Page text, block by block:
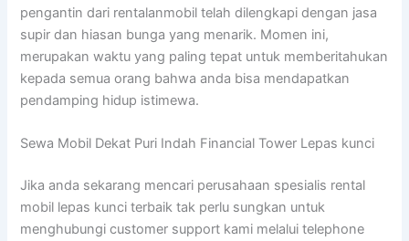
pengantin dari rentalanmobil telah dilengkapi dengan jasa
supir dan hiasan bunga yang menarik. Momen ini,
merupakan waktu yang paling tepat untuk memberitahukan
kepada semua orang bahwa anda bisa mendapatkan
pendamping hidup istimewa.
Sewa Mobil Dekat Puri Indah Financial Tower Lepas kunci
Jika anda sekarang mencari perusahaan spesialis rental
mobil lepas kunci terbaik tak perlu sungkan untuk
menghubungi customer support kami melalui telephone